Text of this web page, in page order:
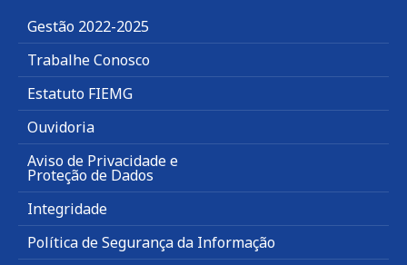
Gestão 2022-2025
Trabalhe Conosco
Estatuto FIEMG
Ouvidoria
Aviso de Privacidade e
Proteção de Dados
Integridade
Política de Segurança da Informação